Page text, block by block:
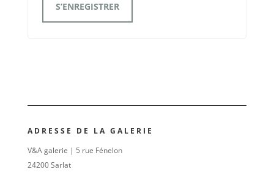
S’ENREGISTRER
ADRESSE DE LA GALERIE
V&A galerie | 5 rue Fénelon
24200 Sarlat